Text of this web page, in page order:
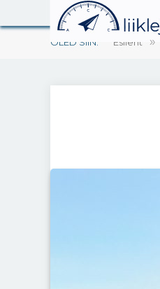
OLED SIIN: Esileht »